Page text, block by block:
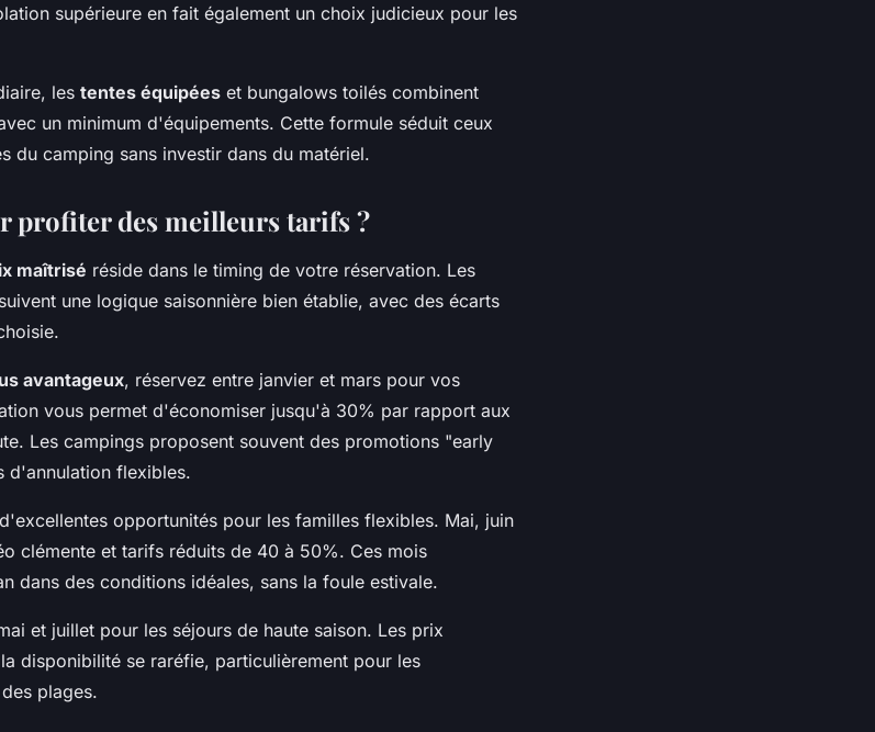
supérieure en fait également un choix judicieux pour les
les tentes équipées et bungalows toilés combinent
un minimum d'équipements. Cette formule séduit ceux
du camping sans investir dans du matériel.
profiter des meilleurs tarifs ?
maîtrisé réside dans le timing de votre réservation. Les
une logique saisonnière bien établie, avec des écarts
avantageux, réservez entre janvier et mars pour vos
vous permet d'économiser jusqu'à 30% par rapport aux
Les campings proposent souvent des promotions "early
d'annulation flexibles.
opportunités pour les familles flexibles. Mai, juin
clémente et tarifs réduits de 40 à 50%. Ces mois
dans des conditions idéales, sans la foule estivale.
et juillet pour les séjours de haute saison. Les prix
disponibilité se raréfie, particulièrement pour les
plages.